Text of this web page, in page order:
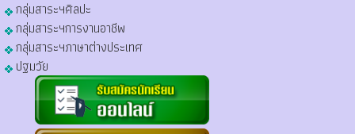
กลุ่มสาระฯศิลปะ
กลุ่มสาระฯการงานอาชีพ
กลุ่มสาระฯภาษาต่างประเทศ
ปฐมวัย